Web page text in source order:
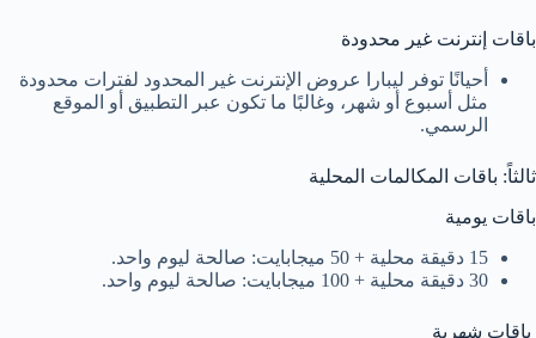
باقات إنترنت غير محدودة
أحيانًا توفر ليبارا عروض الإنترنت غير المحدود لفترات محدودة
مثل أسبوع أو شهر، وغالبًا ما تكون عبر التطبيق أو الموقع
الرسمي.
ثالثاً: باقات المكالمات المحلية
باقات يومية
15 دقيقة محلية + 50 ميجابايت: صالحة ليوم واحد.
30 دقيقة محلية + 100 ميجابايت: صالحة ليوم واحد.
باقات شهرية